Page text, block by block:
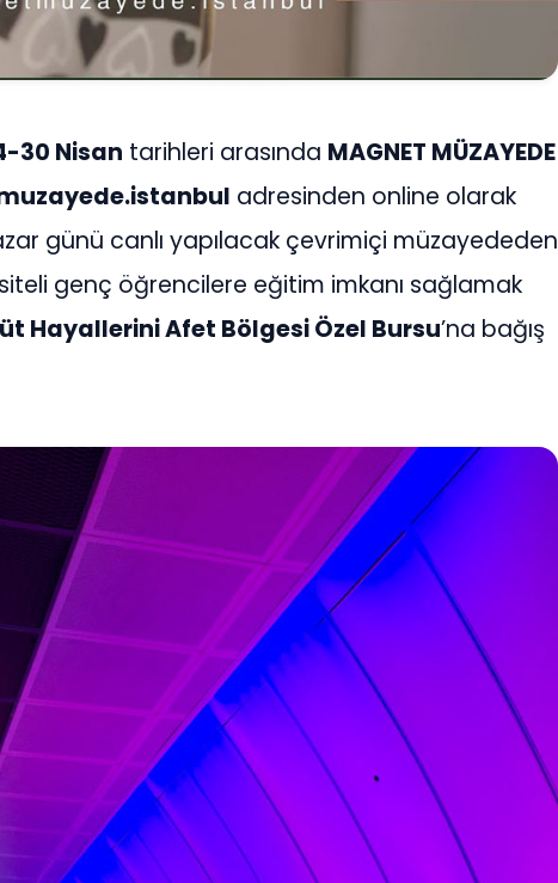
30 Nisan tarihleri arasında MAGNET MÜZAYEDE
adresinden online olarak
günü canlı yapılacak çevrimiçi müzayededen
genç öğrencilere eğitim imkanı sağlamak
Hayallerini Afet Bölgesi Özel Bursu’na bağış